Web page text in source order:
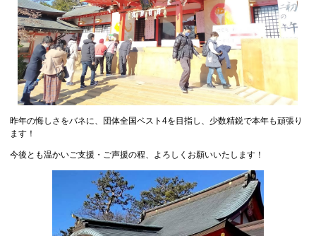
昨年の悔しさをバネに、団体全国ベスト4を目指し、少数精鋭で本年も頑張り
ます！
今後とも温かいご支援・ご声援の程、よろしくお願いいたします！